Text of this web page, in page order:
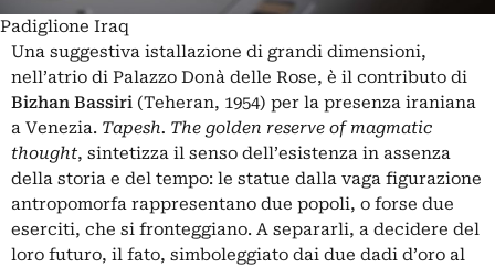
Padiglione Iraq
Una suggestiva istallazione di grandi dimensioni,
nell’atrio di Palazzo Donà delle Rose, è il contributo di
Bizhan Bassiri (Teheran, 1954) per la presenza iraniana
a Venezia. Tapesh. The golden reserve of magmatic
thought, sintetizza il senso dell’esistenza in assenza
della storia e del tempo: le statue dalla vaga figurazione
antropomorfa rappresentano due popoli, o forse due
eserciti, che si fronteggiano. A separarli, a decidere del
loro futuro, il fato, simboleggiato dai due dadi d’oro al